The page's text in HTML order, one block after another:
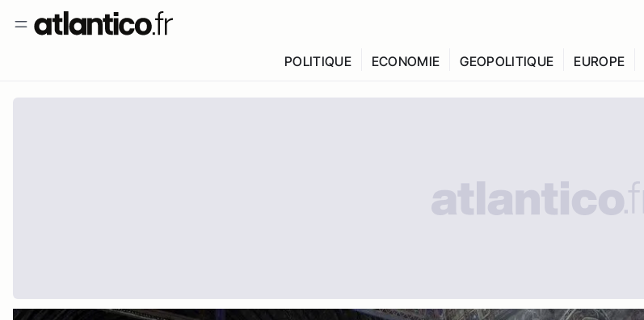
POLITIQUE ECONOMIE GEOPOLITIQUE EUROPE